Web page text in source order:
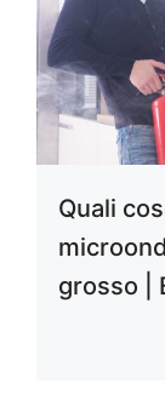
Quali
grosso |